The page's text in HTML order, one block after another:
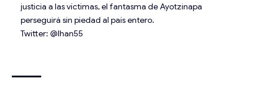
justicia a las víctimas, el fantasma de Ayotzinapa
perseguirá sin piedad al país entero.
Twitter: @lhan55